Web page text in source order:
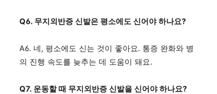
Q6. 무지외반증 신발은 평소에도 신어야 하나요?
A6. 네, 평소에도 신는 것이 좋아요. 통증 완화와 병
의 진행 속도를 늦추는 데 도움이 돼요.
Q7. 운동할 때 무지외반증 신발을 신어야 하나요?